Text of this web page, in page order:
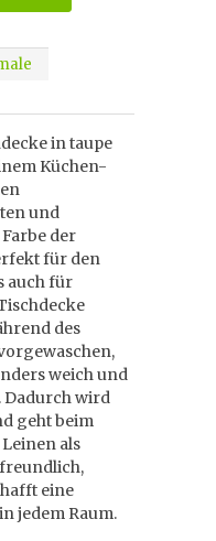
in taupe
Küchen-
und
der
für den
auch für
des
weich und
Dadurch wird
geht beim
als
eine
jedem Raum.